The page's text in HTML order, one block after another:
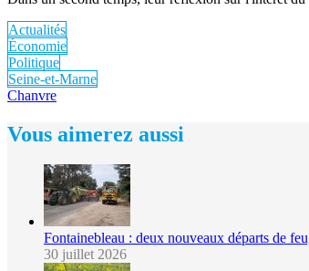
Actualités
Économie
Politique
Seine-et-Marne
Chanvre
Vous aimerez aussi
Fontainebleau : deux nouveaux départs de
30 juillet 2026